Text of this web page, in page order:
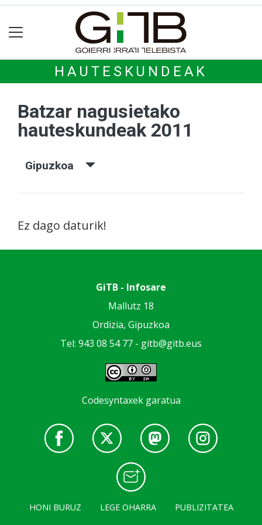
HAUTESKUNDEAK
Batzar nagusietako
hauteskundeak 2011
Gipuzkoa
Ez dago daturik!
GiTB - Infosare
Mallutz 18
Ordizia, Gipuzkoa
Tel: 943 08 54 77 - gitb@gitb.eus
Codesyntaxek garatua
HONI BURUZ LEGE OHARRA
PUBLIZITATEA